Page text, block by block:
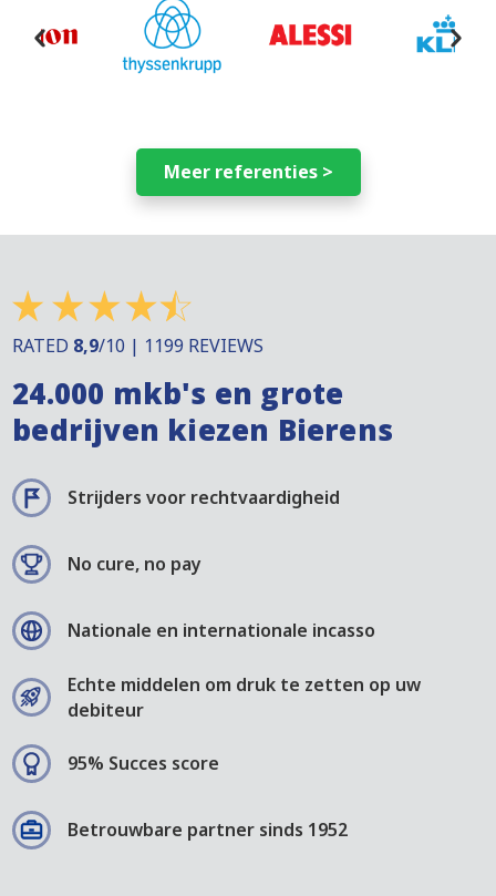
Meer referenties >
RATED 8,9/10 | 1199 REVIEWS
24.000 mkb's en grote
bedrijven kiezen Bierens
Strijders voor rechtvaardigheid
No cure, no pay
Nationale en internationale incasso
Echte middelen om druk te zetten op uw
debiteur
95% Succes score
Betrouwbare partner sinds 1952